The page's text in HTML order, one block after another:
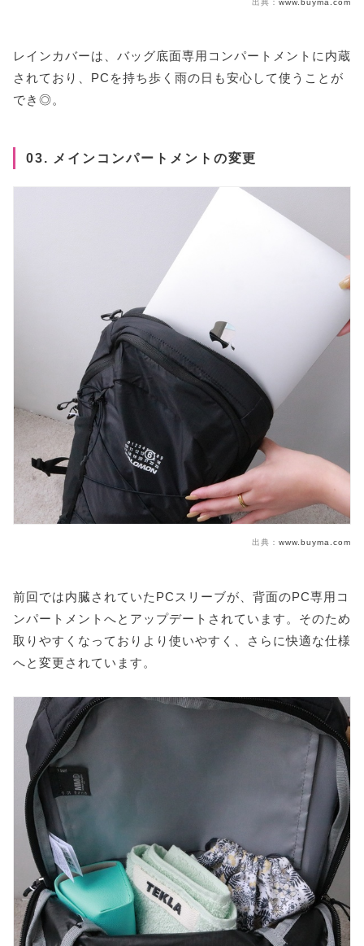
レインカバーは、バッグ底面専用コンパートメントに内蔵
されており、PCを持ち歩く雨の日も安心して使うことが
でき◎。
03. メインコンパートメントの変更
出典： www.buyma.com
前回では内臓されていたPCスリーブが、背面のPC専用コ
ンパートメントへとアップデートされています。そのため
取りやすくなっておりより使いやすく、さらに快適な仕様
へと変更されています。